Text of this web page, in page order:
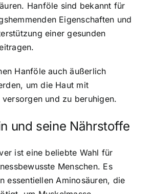
Hanföle sind bekannt für
Eigenschaften und
einer gesunden
Hanföle auch äußerlich
um die Haut mit
und zu beruhigen.
und seine Nährstoffe
ist eine beliebte Wahl für
Menschen. Es
essentiellen Aminosäuren, die